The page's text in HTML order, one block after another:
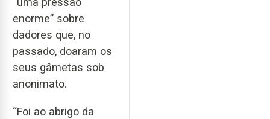
enorme” sobre
dadores que, no
passado, doaram os
seus gâmetas sob
anonimato.
“Foi ao abrigo da